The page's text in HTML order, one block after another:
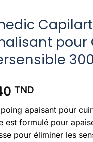
pour
TND
apaisant pour
est formulé pour
pour éliminer les